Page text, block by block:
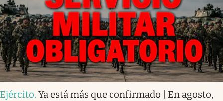
Ejército. Ya está más que confirmado | En agosto,